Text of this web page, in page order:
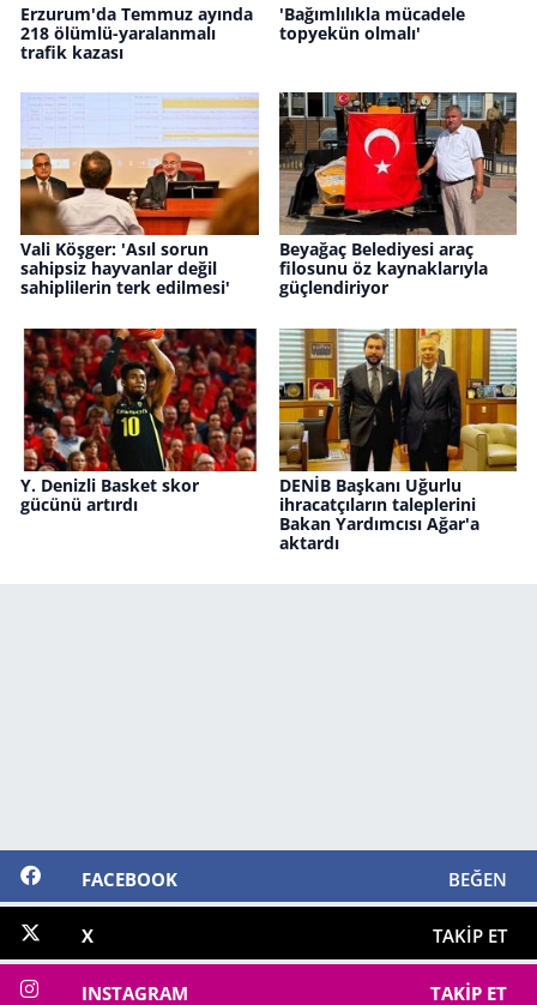
Erzurum'da Temmuz ayında
218 ölümlü-yaralanmalı
trafik kazası
'Bağımlılıkla mücadele
topyekün olmalı'
Vali Köşger: 'Asıl sorun
sahipsiz hayvanlar değil
sahiplilerin terk edilmesi'
Beyağaç Belediyesi araç
filosunu öz kaynaklarıyla
güçlendiriyor
Y. Denizli Basket skor
gücünü artırdı
DENİB Başkanı Uğurlu
ihracatçıların taleplerini
Bakan Yardımcısı Ağar'a
aktardı
FACEBOOK BEĞEN
X TAKIP ET
INSTAGRAM TAKIP ET